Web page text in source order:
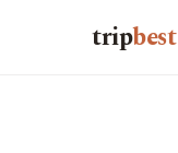
tripbest